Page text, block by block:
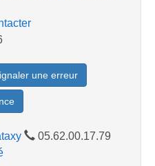
une erreur
05.62.00.17.79